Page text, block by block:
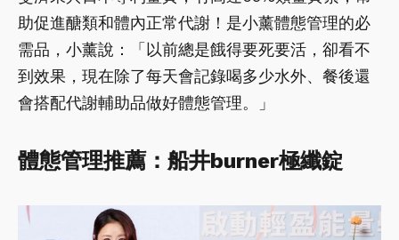
助促進醣類和體內正常代謝！是小薰體態管理的必
需品，小薰說：「以前總是餓得要死要活，卻看不
到效果，現在除了每天會記錄喝多少水外、餐後還
會搭配代謝輔助品做好體態管理。」
體態管理推薦：船井burner極纖錠